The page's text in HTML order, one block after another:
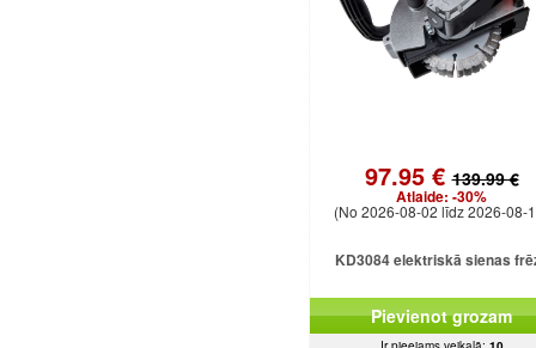
97.95 €139.99 €
Atlaide: -30%
(No 2026-08-02 līdz 2026-08-
KD3084 elektriskā sienas
Pievienot grozam